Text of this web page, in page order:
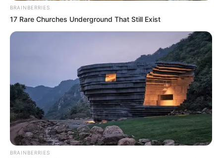
BRAINBERRIES
17 Rare Churches Underground That Still Exist
BRAINBERRIES